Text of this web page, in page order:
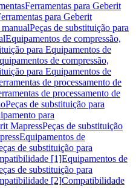
Ferramentas para Geberit
para Geberit
Peças de substituição para
Equipamentos de compressão,
para Equipamentos de
de compressão,
para Equipamentos de
de processamento de
de processamento de
Peças de substituição para
para
MapressPeças de substituição
Equipamentos de
de substituição para
[1]Equipamentos de
de substituição para
[2]Compatibilidade